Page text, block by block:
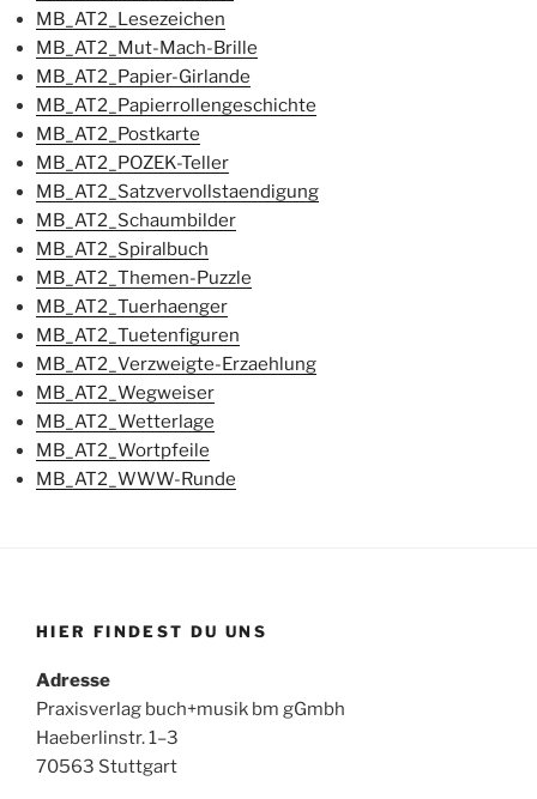
MB_AT2_Lesezeichen
MB_AT2_Mut-Mach-Brille
MB_AT2_Papier-Girlande
MB_AT2_Papierrollengeschichte
MB_AT2_Postkarte
MB_AT2_POZEK-Teller
MB_AT2_Satzvervollstaendigung
MB_AT2_Schaumbilder
MB_AT2_Spiralbuch
MB_AT2_Themen-Puzzle
MB_AT2_Tuerhaenger
MB_AT2_Tuetenfiguren
MB_AT2_Verzweigte-Erzaehlung
MB_AT2_Wegweiser
MB_AT2_Wetterlage
MB_AT2_Wortpfeile
MB_AT2_WWW-Runde
HIER FINDEST DU UNS
Adresse
Praxisverlag buch+musik bm gGmbh
Haeberlinstr. 1–3
70563 Stuttgart